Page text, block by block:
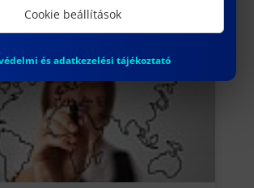
2015Cookie beállítások
és adatkezelési tájékoztató